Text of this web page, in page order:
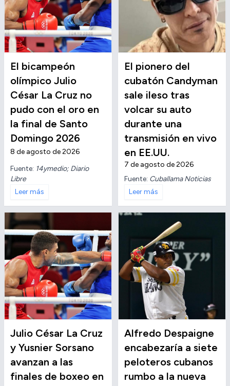
El bicampeón
olímpico Julio
César La Cruz no
pudo con el oro en
la final de Santo
Domingo 2026
8 de agosto de 2026
Fuente: 14ymedio; Diario
Libre
Leer más
El pionero del
cubatón Candyman
sale ileso tras
volcar su auto
durante una
transmisión en vivo
en EE.UU.
7 de agosto de 2026
Fuente: Cuballama Noticias
Leer más
Julio César La Cruz
y Yusnier Sorsano
avanzan a las
finales de boxeo en
Alfredo Despaigne
encabezaría a siete
peloteros cubanos
rumbo a la nueva